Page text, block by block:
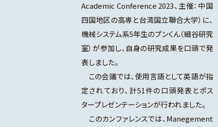
Academic Conference 2023、主催：中国
四国地区の高専と台湾国立聯合大学）に、
機械システム系5年生のプンくん（細谷研究
室）が参加し、自身の研究成果を口頭で発
表しました。
この会議では、使用言語として英語が指
定されており、計51件の口頭発表とポス
タープレゼンテーションが行われました。
このカンファレンスでは、Manegement